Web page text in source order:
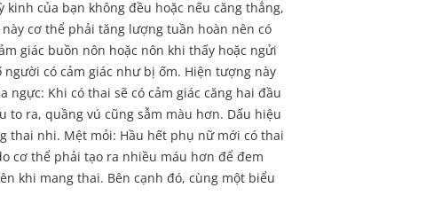
của bạn không đều hoặc nếu căng thẳng,
cơ thể phải tăng lượng tuần hoàn nên có
giác buồn nôn hoặc nôn khi thấy hoặc ngửi
có cảm giác như bị ốm. Hiện tượng này
Khi có thai sẽ có cảm giác căng hai đầu
ra, quầng vú cũng sẫm màu hơn. Dấu hiệu
thai nhi. Mệt mỏi: Hầu hết phụ nữ mới có thai
cơ thể phải tạo ra nhiều máu hơn để đem
khi mang thai. Bên cạnh đó, cùng một biểu